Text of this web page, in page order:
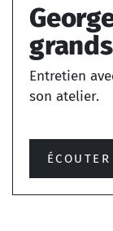
Entretien
son atelier.